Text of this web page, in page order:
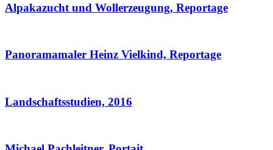
Alpakazucht und Wollerzeugung, Reportage
Panoramamaler Heinz Vielkind, Reportage
Landschaftsstudien, 2016